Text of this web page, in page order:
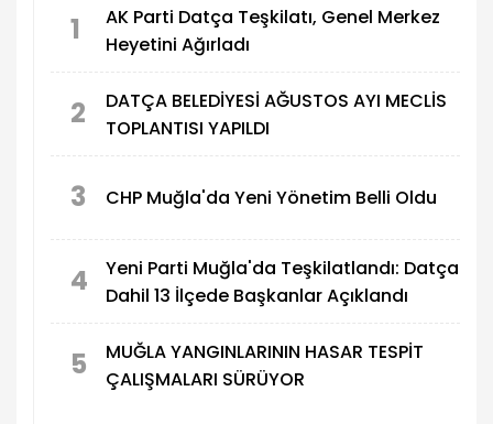
1
AK Parti Datça Teşkilatı, Genel Merkez
Heyetini Ağırladı
2
DATÇA BELEDİYESİ AĞUSTOS AYI MECLİS
TOPLANTISI YAPILDI
3 CHP Muğla'da Yeni Yönetim Belli Oldu
4
Yeni Parti Muğla'da Teşkilatlandı: Datça
Dahil 13 İlçede Başkanlar Açıklandı
5
MUĞLA YANGINLARININ HASAR TESPİT
ÇALIŞMALARI SÜRÜYOR